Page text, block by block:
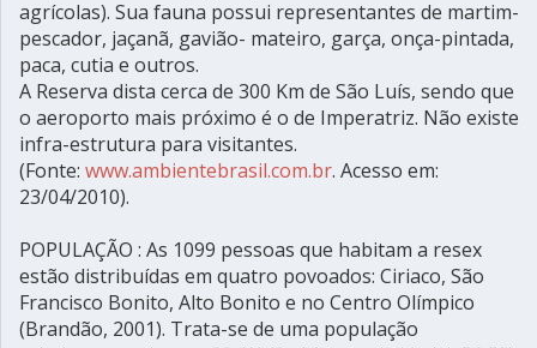
agrícolas). Sua fauna possui representantes de martim-
pescador, jaçanã, gavião- mateiro, garça, onça-pintada,
paca, cutia e outros.
A Reserva dista cerca de 300 Km de São Luís, sendo que
o aeroporto mais próximo é o de Imperatriz. Não existe
infra-estrutura para visitantes.
(Fonte: www.ambientebrasil.com.br. Acesso em:
23/04/2010).
POPULAÇÃO : As 1099 pessoas que habitam a resex
estão distribuídas em quatro povoados: Ciriaco, São
Francisco Bonito, Alto Bonito e no Centro Olímpico
(Brandão, 2001). Trata-se de uma população